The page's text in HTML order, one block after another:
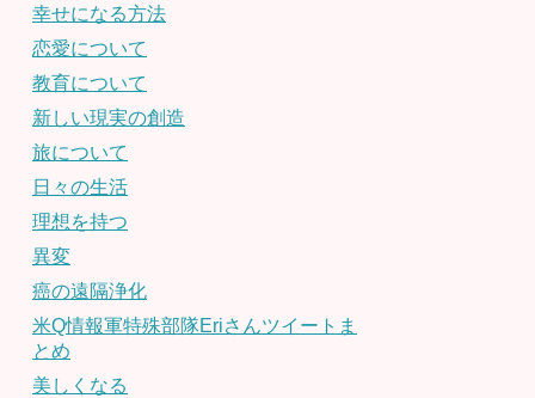
幸せになる方法
恋愛について
教育について
新しい現実の創造
旅について
日々の生活
理想を持つ
異変
癌の遠隔浄化
米Q情報軍特殊部隊Eriさんツイートま
とめ
美しくなる